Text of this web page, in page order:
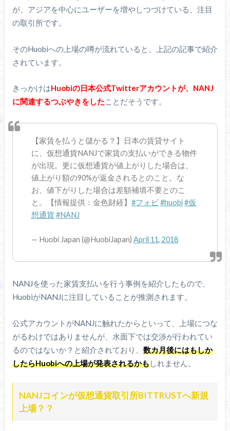
が、アジアを中心にユーザーを増やしつづけている、注目
の取引所です。
そのHuobiへの上場の噂が流れていると、上記の記事で紹介
されています。
きっかけはHuobiの日本公式Twitterアカウントが、NANJ
に関連するつぶやきをしたことだそうです。
【家賃を払うと儲かる？】日本の賃貸サイト
に、仮想通貨NANJで家賃の支払いができる物件
が出現。更に仮想通貨が値上がりした場合は、
値上がり額の90%が返金されるとのこと。な
お、値下がりした場合は差額補填不要とのこ
と。【情報提供：金色財経】#フォビ#huobi#仮
想通貨#NANJ
— Huobi Japan (@HuobiJapan)April 11, 2018
NANJを使った家賃支払いを行う事例を紹介したもので、
HuobiがNANJに注目していることが推測されます。
公式アカウントがNANJに触れたからといって、上場につな
がるわけではありませんが、水面下では交渉が行われてい
るのではないか？と紹介されており、 数カ月後にはもしか
したらHuobiへの上場が発表されるかもしれません。
NANJコインが仮想通貨取引所BITTRUSTへ新規
上場？？